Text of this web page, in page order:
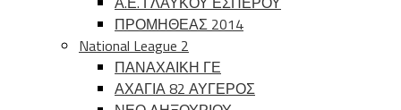
ΠΡΟΜΗΘΕΑΣ 2014
National League 2
ΠΑΝΑΧΑΙΚΗ ΓΕ
ΑΧΑΓΙΑ 82 ΑΥΓΕΡΟΣ